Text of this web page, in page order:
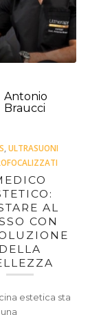
Antonio
Braucci
ULTRASUONI
AL
CON
DELLA
estetica sta